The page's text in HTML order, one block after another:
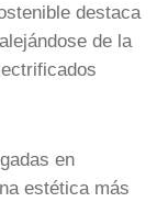
destaca
de la
en
estética más